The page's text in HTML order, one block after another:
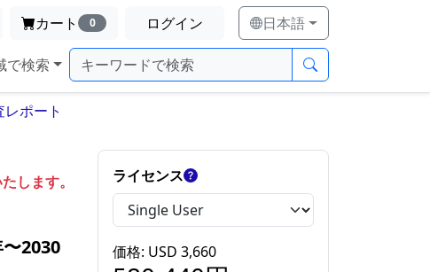
カート 0 ログイン 日本語
で検索
ポート
します。
2030
ライセンス
価格: USD 3,660